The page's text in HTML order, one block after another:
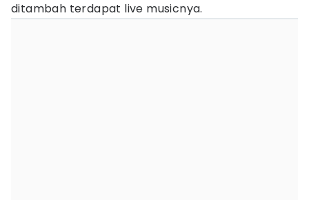
ditambah terdapat live musicnya.